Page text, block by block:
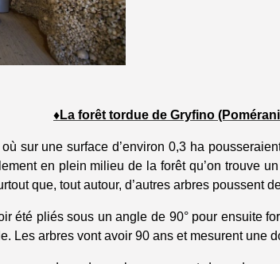
♦La forêt tordue de Gryfino
sur une surface d’environ 0,3 ha
en plein milieu de la forêt qu’on trouve
que, tout autour, d’autres arbres poussent
été pliés sous un angle de 90° pour ensuite
Les arbres vont avoir 90 ans et mesurent une